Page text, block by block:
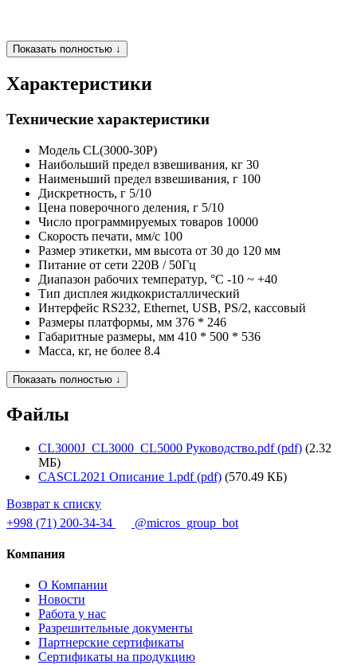
Показать полностью ↓
Характеристики
Технические характеристики
Модель CL(3000-30P)
Наибольший предел взвешивания, кг 30
Наименьший предел взвешивания, г 100
Дискретность, г 5/10
Цена поверочного деления, г 5/10
Число программируемых товаров 10000
Скорость печати, мм/с 100
Размер этикетки, мм высота от 30 до 120 мм
Питание от сети 220В / 50Гц
Диапазон рабочих температур, °C -10 ~ +40
Тип дисплея жидкокристаллический
Интерфейс RS232, Ethernet, USB, PS/2, кассовый
Размеры платформы, мм 376 * 246
Габаритные размеры, мм 410 * 500 * 536
Масса, кг, не более 8.4
Показать полностью ↓
Файлы
CL3000J_CL3000_CL5000 Руководство.pdf (pdf) (2.32
МБ)
CASCL2021 Описание 1.pdf (pdf) (570.49 КБ)
Возврат к списку
+998 (71) 200-34-34
@micros_group_bot
Компания
О Компании
Новости
Работа у нас
Разрешительные документы
Партнерские сертификаты
Сертификаты на продукцию